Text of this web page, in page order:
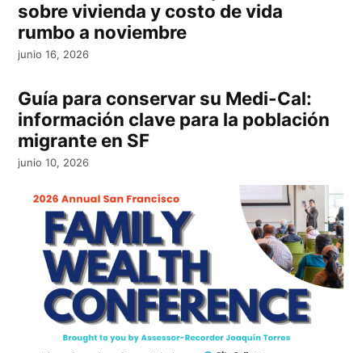
sobre vivienda y costo de vida
rumbo a noviembre
junio 16, 2026
Guía para conservar su Medi-Cal:
información clave para la población
migrante en SF
junio 10, 2026